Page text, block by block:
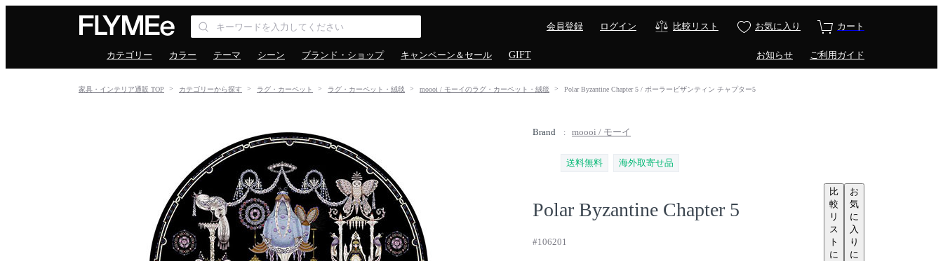
会員登録 ログイン 比較リスト お気に入り カート
カテゴリー カラー テーマ シーン ブランド・ショップ キャンペーン＆セール GIFT お知らせ ご利用ガイド
家具・インテリア通販 TOP カテゴリーから探す ラグ・カーペット ラグ・カーペット・絨毯 moooi / モーイのラグ・カーペット・絨毯 Polar Byzantine Chapter 5 / ポーラービザンティン チャプター5
Brand moooi / モーイ
送料無料 海外取寄せ品
Polar Byzantine Chapter 5
#106201
比
較
リ
ス
ト
に
お
気
に
入
り
に